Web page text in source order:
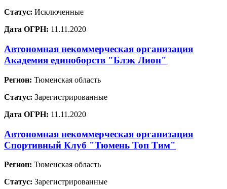
Статус: Исключенные
Дата ОГРН: 11.11.2020
Автономная некоммерческая организация
Академия единоборств "Блэк Лион"
Регион: Тюменская область
Статус: Зарегистрированные
Дата ОГРН: 11.11.2020
Автономная некоммерческая организация
Спортивный Клуб "Тюмень Топ Тим"
Регион: Тюменская область
Статус: Зарегистрированные